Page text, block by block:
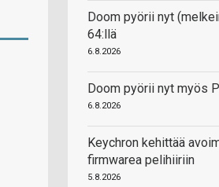
Doom pyörii nyt
64:llä
6.8.2026
Doom pyörii nyt myös
6.8.2026
Keychron kehittää
firmwarea pelihiiriin
5.8.2026